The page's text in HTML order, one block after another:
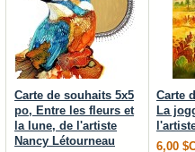
Carte de souhaits 5x5
po, Entre les fleurs et
la lune, de l'artiste
Nancy Létourneau
Carte
La
6,00